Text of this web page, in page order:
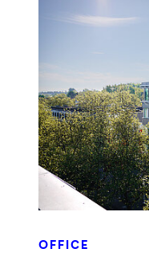
OFFICE